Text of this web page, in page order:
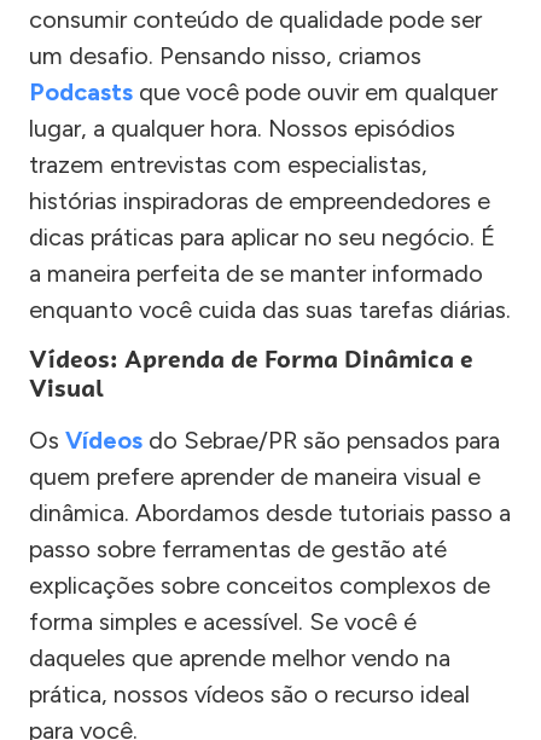
consumir conteúdo de qualidade pode ser
um desafio. Pensando nisso, criamos
Podcasts que você pode ouvir em qualquer
lugar, a qualquer hora. Nossos episódios
trazem entrevistas com especialistas,
histórias inspiradoras de empreendedores e
dicas práticas para aplicar no seu negócio. É
a maneira perfeita de se manter informado
enquanto você cuida das suas tarefas diárias.
Vídeos: Aprenda de Forma Dinâmica e
Visual
Os Vídeos do Sebrae/PR são pensados para
quem prefere aprender de maneira visual e
dinâmica. Abordamos desde tutoriais passo a
passo sobre ferramentas de gestão até
explicações sobre conceitos complexos de
forma simples e acessível. Se você é
daqueles que aprende melhor vendo na
prática, nossos vídeos são o recurso ideal
para você.